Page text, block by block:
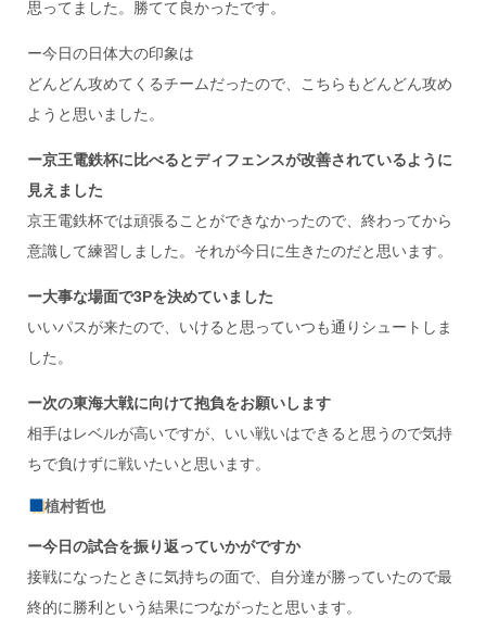
思ってました。勝てて良かったです。
ー今日の日体大の印象は
どんどん攻めてくるチームだったので、こちらもどんどん攻め
ようと思いました。
ー京王電鉄杯に比べるとディフェンスが改善されているように
見えました
京王電鉄杯では頑張ることができなかったので、終わってから
意識して練習しました。それが今日に生きたのだと思います。
ー大事な場面で3Pを決めていました
いいパスが来たので、いけると思っていつも通りシュートしま
した。
ー次の東海大戦に向けて抱負をお願いします
相手はレベルが高いですが、いい戦いはできると思うので気持
ちで負けずに戦いたいと思います。
植村哲也
ー今日の試合を振り返っていかがですか
接戦になったときに気持ちの面で、自分達が勝っていたので最
終的に勝利という結果につながったと思います。